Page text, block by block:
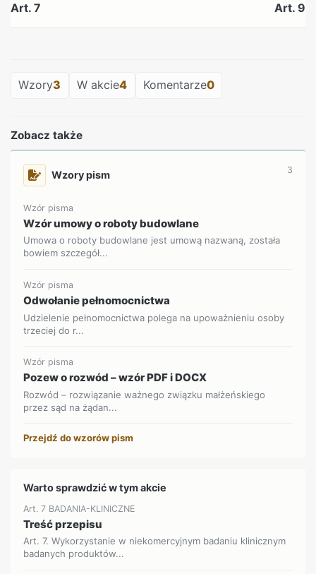
Art. 7 Art. 9
Wzory3 W akcie4 Komentarze0
Zobacz także
Wzory pism 3
Wzór pisma
Wzór umowy o roboty budowlane
Umowa o roboty budowlane jest umową nazwaną, została
bowiem szczegół...
Wzór pisma
Odwołanie pełnomocnictwa
Udzielenie pełnomocnictwa polega na upoważnieniu osoby
trzeciej do r...
Wzór pisma
Pozew o rozwód – wzór PDF i DOCX
Rozwód – rozwiązanie ważnego związku małżeńskiego
przez sąd na żądan...
Przejdź do wzorów pism
Warto sprawdzić w tym akcie
Art. 7 BADANIA-KLINICZNE
Treść przepisu
Art. 7. Wykorzystanie w niekomercyjnym badaniu klinicznym
badanych produktów...